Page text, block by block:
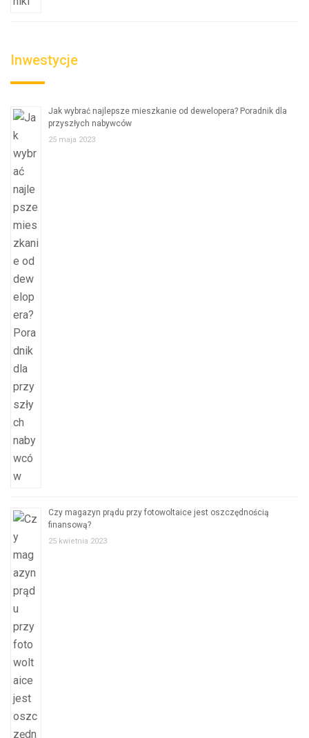
Inwestycje
Jak wybrać najlepsze mieszkanie od dewelopera? Poradnik dla
przyszłych nabywców
25 maja 2023
Czy magazyn prądu przy fotowoltaice jest oszczędnością
finansową?
25 kwietnia 2023